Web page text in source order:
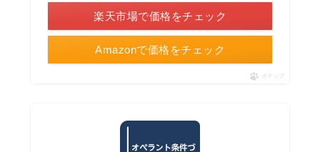
Amazonで価格をチェック
楽天市場で価格をチェック
ポチップ